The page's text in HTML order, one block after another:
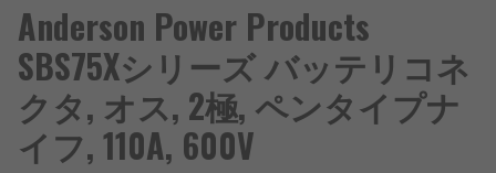
Anderson Power Products
SBS75Xシリーズ バッテリコネ
クタ, オス, 2極, ペンタイプナ
イフ, 110A, 600V